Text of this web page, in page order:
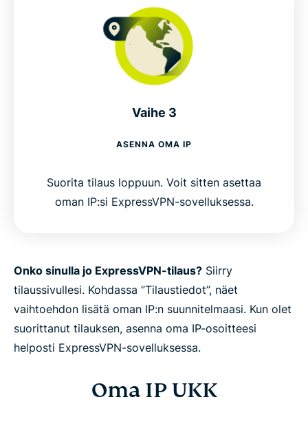
Vaihe 3
ASENNA OMA IP
Suorita tilaus loppuun. Voit sitten asettaa
oman IP:si ExpressVPN-sovelluksessa.
Onko sinulla jo ExpressVPN-tilaus? Siirry
tilaussivullesi. Kohdassa ”Tilaustiedot”, näet
vaihtoehdon lisätä oman IP:n suunnitelmaasi. Kun olet
suorittanut tilauksen, asenna oma IP-osoitteesi
helposti ExpressVPN-sovelluksessa.
Oma IP UKK